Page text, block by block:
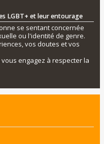
LGBT+ et leur entourage
se sentant concernée
ou l'identité de genre.
vos doutes et vos
engagez à respecter la